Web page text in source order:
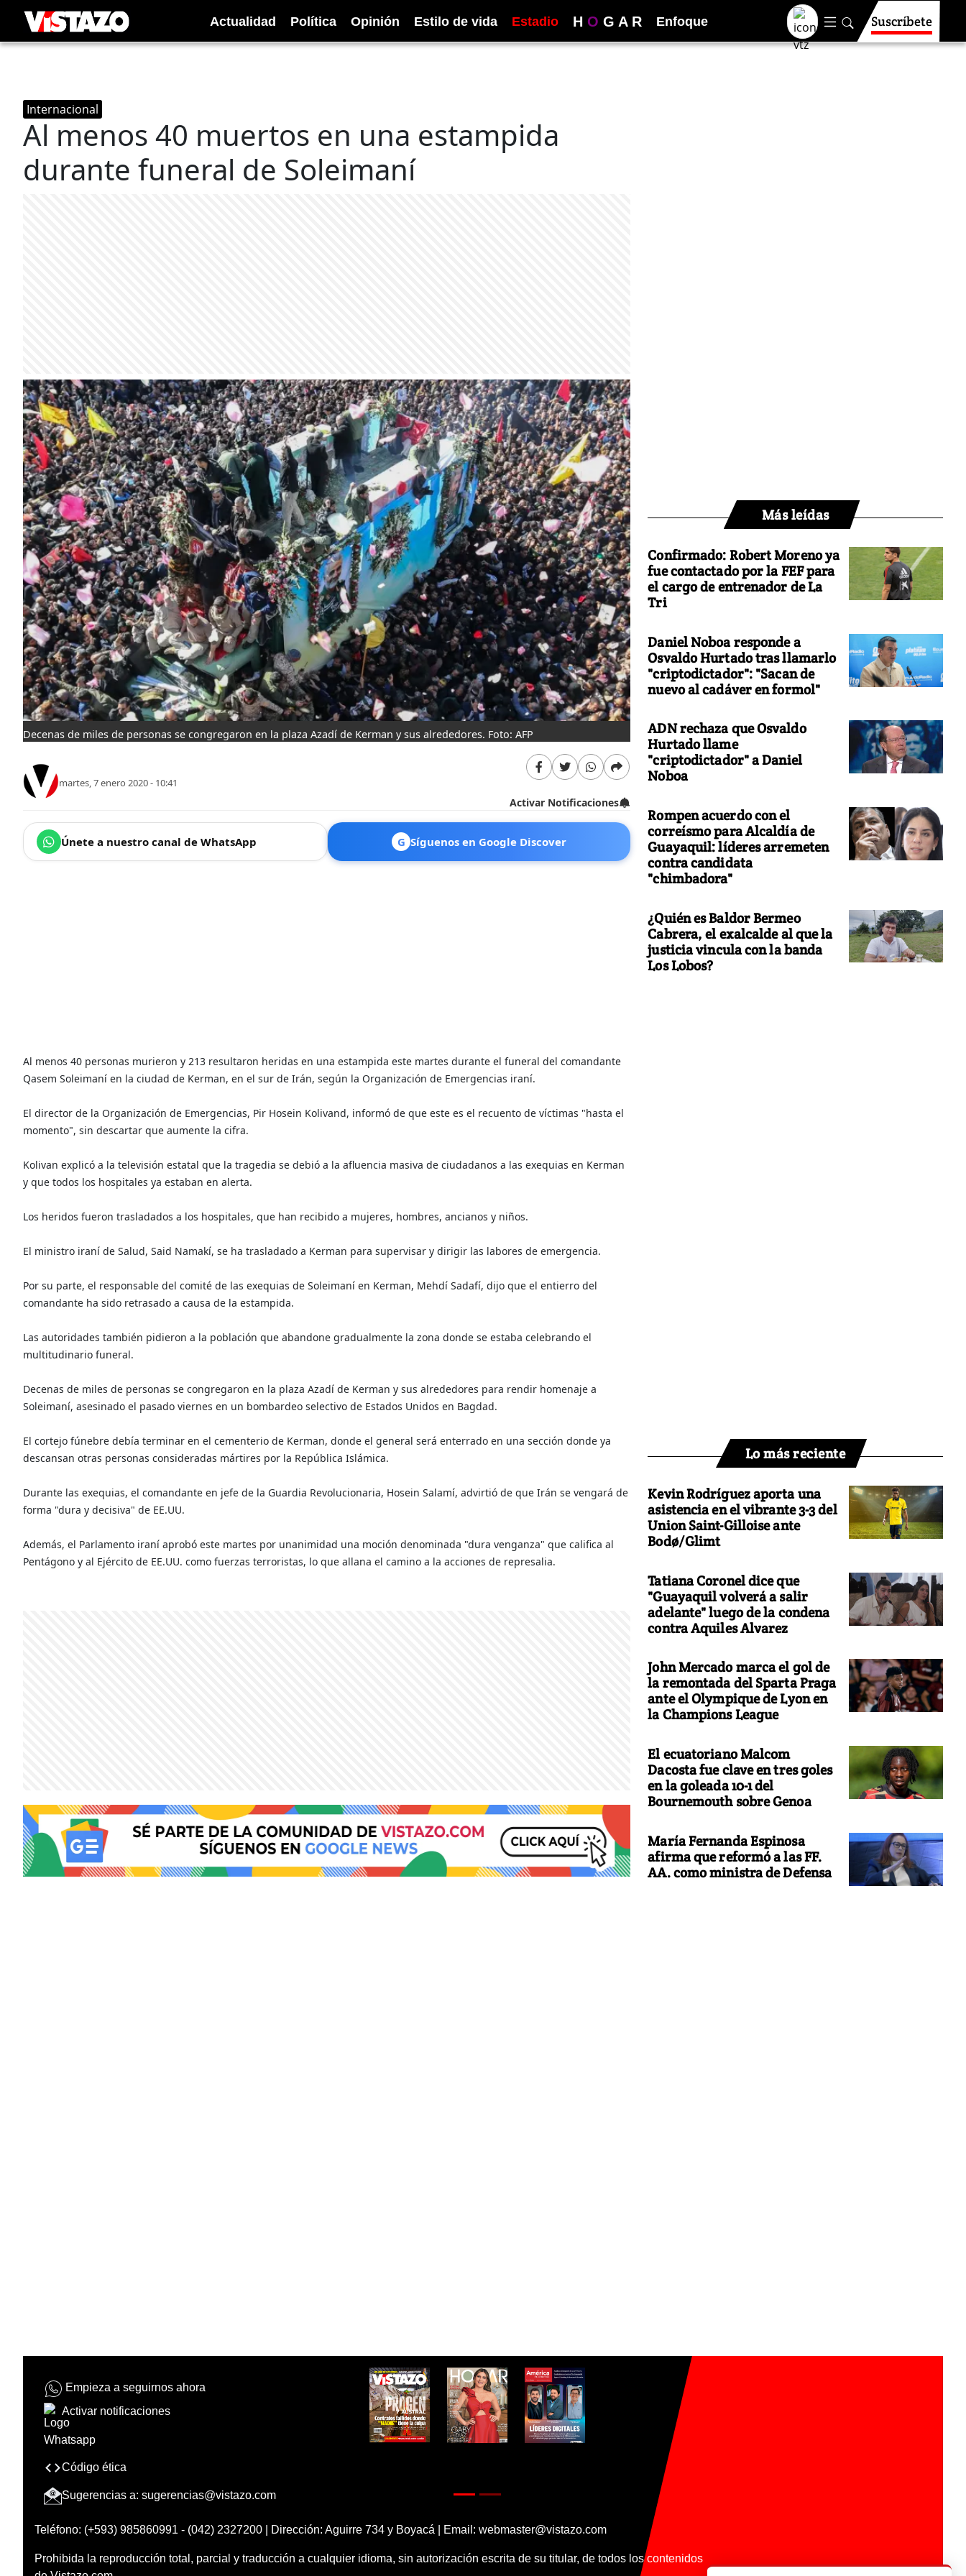
Actualidad Política Opinión Estilo de vida Estadio H O G A R Enfoque Suscríbete
Internacional
Al menos 40 muertos en una estampida
durante funeral de Soleimaní
Decenas de miles de personas se congregaron en la plaza Azadí de Kerman y sus alrededores. Foto: AFP
martes, 7 enero 2020 - 10:41
Activar Notificaciones
Únete a nuestro canal de WhatsApp G Síguenos en Google Discover
Al menos 40 personas murieron y 213 resultaron heridas en una estampida este martes durante el funeral del comandante
Qasem Soleimaní en la ciudad de Kerman, en el sur de Irán, según la Organización de Emergencias iraní.
El director de la Organización de Emergencias, Pir Hosein Kolivand, informó de que este es el recuento de víctimas "hasta el
momento", sin descartar que aumente la cifra.
Kolivan explicó a la televisión estatal que la tragedia se debió a la afluencia masiva de ciudadanos a las exequias en Kerman
y que todos los hospitales ya estaban en alerta.
Los heridos fueron trasladados a los hospitales, que han recibido a mujeres, hombres, ancianos y niños.
El ministro iraní de Salud, Said Namakí, se ha trasladado a Kerman para supervisar y dirigir las labores de emergencia.
Por su parte, el responsable del comité de las exequias de Soleimaní en Kerman, Mehdí Sadafí, dijo que el entierro del
comandante ha sido retrasado a causa de la estampida.
Las autoridades también pidieron a la población que abandone gradualmente la zona donde se estaba celebrando el
multitudinario funeral.
Decenas de miles de personas se congregaron en la plaza Azadí de Kerman y sus alrededores para rendir homenaje a
Soleimaní, asesinado el pasado viernes en un bombardeo selectivo de Estados Unidos en Bagdad.
El cortejo fúnebre debía terminar en el cementerio de Kerman, donde el general será enterrado en una sección donde ya
descansan otras personas consideradas mártires por la República Islámica.
Durante las exequias, el comandante en jefe de la Guardia Revolucionaria, Hosein Salamí, advirtió de que Irán se vengará de
forma "dura y decisiva" de EE.UU.
Además, el Parlamento iraní aprobó este martes por unanimidad una moción denominada "dura venganza" que califica al
Pentágono y al Ejército de EE.UU. como fuerzas terroristas, lo que allana el camino a la acciones de represalia.
Más leídas
Confirmado: Robert Moreno ya
fue contactado por la FEF para
el cargo de entrenador de La
Tri
Daniel Noboa responde a
Osvaldo Hurtado tras llamarlo
"criptodictador": "Sacan de
nuevo al cadáver en formol"
ADN rechaza que Osvaldo
Hurtado llame
"criptodictador" a Daniel
Noboa
Rompen acuerdo con el
correísmo para Alcaldía de
Guayaquil: líderes arremeten
contra candidata
"chimbadora"
¿Quién es Baldor Bermeo
Cabrera, el exalcalde al que la
justicia vincula con la banda
Los Lobos?
Lo más reciente
Kevin Rodríguez aporta una
asistencia en el vibrante 3-3 del
Union Saint-Gilloise ante
Bodø/Glimt
Tatiana Coronel dice que
"Guayaquil volverá a salir
adelante" luego de la condena
contra Aquiles Alvarez
John Mercado marca el gol de
la remontada del Sparta Praga
ante el Olympique de Lyon en
la Champions League
El ecuatoriano Malcom
Dacosta fue clave en tres goles
en la goleada 10-1 del
Bournemouth sobre Genoa
María Fernanda Espinosa
afirma que reformó a las FF.
AA. como ministra de Defensa
Empieza a seguirnos ahora
Activar notificaciones
Código ética
Sugerencias a: sugerencias@vistazo.com
Teléfono: (+593) 985860991 - (042) 2327200 | Dirección: Aguirre 734 y Boyacá | Email: webmaster@vistazo.com
Prohibida la reproducción total, parcial y traducción a cualquier idioma, sin autorización escrita de su titular, de todos los contenidos